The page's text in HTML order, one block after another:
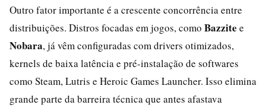
Outro fator importante é a crescente concorrência entre
distribuições. Distros focadas em jogos, como Bazzite e
Nobara, já vêm configuradas com drivers otimizados,
kernels de baixa latência e pré-instalação de softwares
como Steam, Lutris e Heroic Games Launcher. Isso elimina
grande parte da barreira técnica que antes afastava